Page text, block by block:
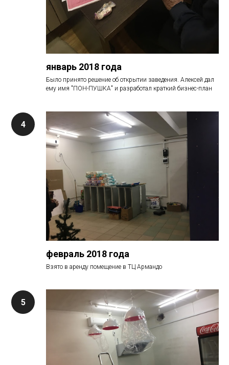
январь 2018 года
Было принято решение об открытии заведения. Алексей дал
ему имя "ПОН-ПУШКА" и разработал краткий бизнес-план
февраль 2018 года
Взято в аренду помещение в ТЦ Армандо